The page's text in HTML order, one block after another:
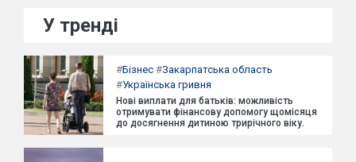
У тренді
#Бізнес #Закарпатська область
#Українська гривня
Нові виплати для батьків: можливість
отримувати фінансову допомогу щомісяця
до досягнення дитиною трирічного віку.